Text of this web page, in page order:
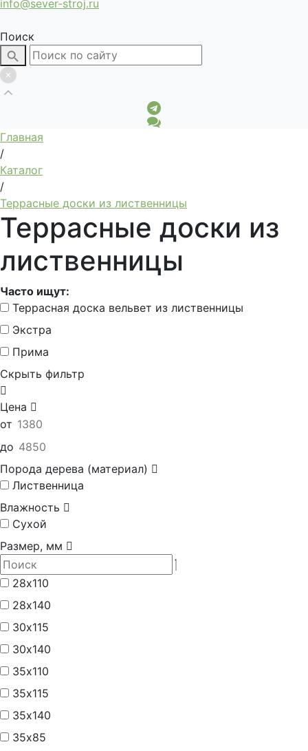
info@sever-stroj.ru
Поиск
Главная
/
Каталог
/
Террасные доски из лиственницы
Террасные доски из
лиственницы
Часто ищут:
Террасная доска вельвет из лиственницы
Экстра
Прима
Скрыть фильтр
Цена
от
до
Порода дерева (материал)
Лиственница
Влажность
Сухой
Размер, мм
28х110
28х140
30х115
30х140
35х110
35х115
35х140
35х85